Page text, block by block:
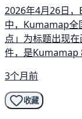
2026年4月26日
中，Kumamap全
点」为标题出现
件，是Kumamap
3个月前
收藏